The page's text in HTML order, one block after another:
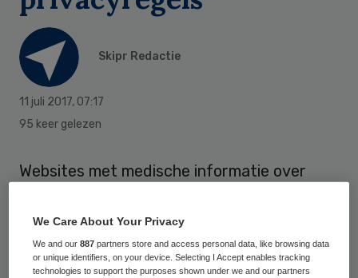
Skipr Redactie
11 juli 2017, 07:17
95 keer gelezen
Websites met medische informatie over
onzorgvuldig om met privégegevens van
hun bezoekers. Uit een steekproef van de
Consumentenbond blijkt dat alle twintig
We Care About Your Privacy
We and our887 partners store and access personal data, like browsing data
or unique identifiers, on your device. Selecting I Accept enables tracking
technologies to support the purposes shown under we and our partners